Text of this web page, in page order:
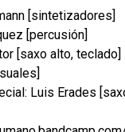
[sintetizadores]
[percusión]
[saxo alto, teclado]
Luis Erades